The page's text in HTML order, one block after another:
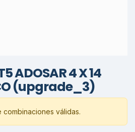
ADOSAR 4 X 14
(upgrade_3)
válidas.